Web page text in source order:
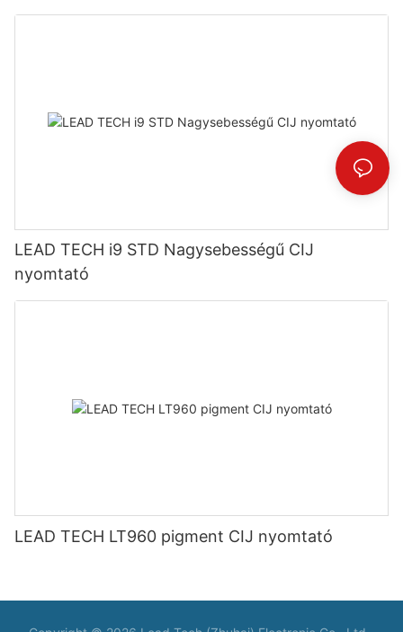
LEAD TECH i9 STD Nagysebességű CIJ
nyomtató
LEAD TECH LT960 pigment CIJ nyomtató